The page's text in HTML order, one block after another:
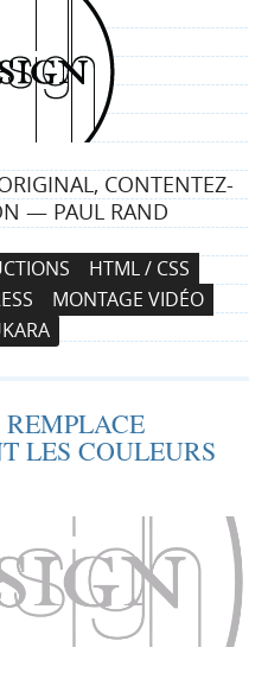
4
d
e
s
i
g
ORIGINAL, CONTENTEZ-
— PAUL RAND
HTML / CSS
MONTAGE VIDÉO
LES COULEURS